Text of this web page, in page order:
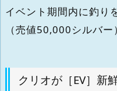
イベント期間内に釣り
（売値50,000シルバ
クリオが［EV］新